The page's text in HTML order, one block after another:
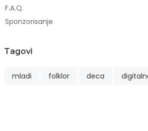
F.A.Q.
Sponzorisanje
Tagovi
mladi folklor deca